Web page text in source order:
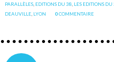
PARALLÈLES EDITIONS DU 38 LES EDITIONS DU
DEAUVILLE LYON 0COMMENTAIRE